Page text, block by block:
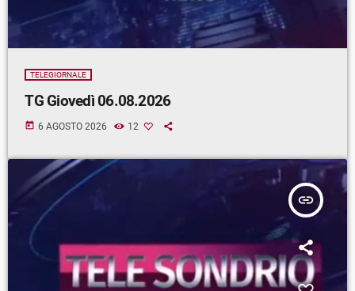
TELEGIORNALE
TG Giovedì 06.08.2026
today 6 AGOSTO 2026 12
insert_link